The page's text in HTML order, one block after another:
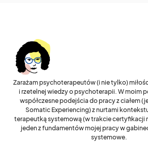
Zarażam psychoterapeutów (i nie tylko)
i rzetelnej wiedzy o psychoterapii. W moim
współczesne podejścia do pracy z ciałem
Somatic Experiencing) z nurtami
terapeutką systemową (w trakcie certyfikacji
jeden z fundamentów mojej pracy w
systemowe.